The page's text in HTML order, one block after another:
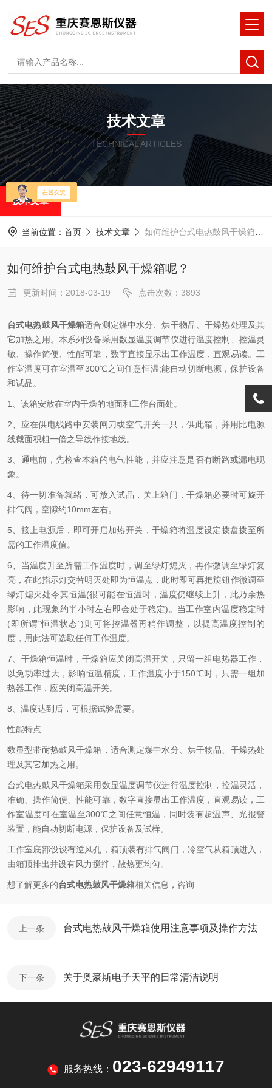
技术文章
TECHNICAL ARTICLES
技术文章
当前位置： 首页 技术文章 如何维护台式电热鼓风干燥箱呢？
如何维护台式电热鼓风干燥箱呢？
更新时间：2018-03-19 点击次数：3893
台式电热鼓风干燥箱适合测定煤中水分、烘干物品、干燥热处理及其
它加热之用。本系列设备采用数显温度调节仪进行温度控制、控温灵
敏、操作简便、性能可靠，数字直接显示出工作温度，直观易读。工
作室温度可在室温至300℃之间任意恒温;能自动切断电源，保护设备
和试品。
1、该箱安放在室内干燥的地面和工作台面处。
2、应在供电线路中安装闸刀或空气开关一只，供此箱，并用比电源
线截面积粗一倍之导线作接地线。
3、通电前，先检查本箱的电气性能，并应注意是否有断路或漏电现
象。
4、待一切准备就绪，可放入试品，关上箱门，干燥箱必要时可旋开
排气阀，空隙约10mm左右。
5、接上电源后，即可开启加热开关，干燥箱将温度设定拨盘拨至所
需的工作温度值。
6、当温度升至所需工作温度时，调至绿灯熄灭，再作微调至绿灯复
亮，在此指示灯交替明灭处即为恒温点，此时即可再把旋钮作微调至
绿灯熄灭处令其恒温(很可能在恒温时，温度仍继续上升，此乃余热
影响，此现象约半小时左右即会处于稳定)。当工作室内温度稳定时
(即所谓“恒温状态”)则可将控温器再稍作调整，以提高温度控制的
度，用此法可选取任何工作温度。
7、干燥箱恒温时，干燥箱应关闭高温开关，只留一组电热器工作，
以免功率过大，影响恒温精度，工作温度小于150℃时，只需一组加
热器工作，应关闭高温开关。
8、温度达到后，可根据试验需要。
性能特点
数显型带耐热鼓风干燥箱，适合测定煤中水分、烘干物品、干燥热处
理及其它加热之用。
台式电热鼓风干燥箱采用数显温度调节仪进行温度控制，控温灵活，
准确、操作简便、性能可靠，数字直接显出工作温度，直观易读，工
作室温度可在室温至300℃之间任意恒温，同时装有超温声、光报警
装置，能自动切断电源，保护设备及试样。
工作室底部设设有逆风孔，箱顶装有排气阀门，冷空气从箱顶进入，
由箱顶排出并设有风力搅拌，散热更均匀。
想了解更多的台式电热鼓风干燥箱相关信息，咨询
上一条 台式电热鼓风干燥箱使用注意事项及操作方法
下一条 关于奥豪斯电子天平的日常清洁说明
服务热线： 023-62949117